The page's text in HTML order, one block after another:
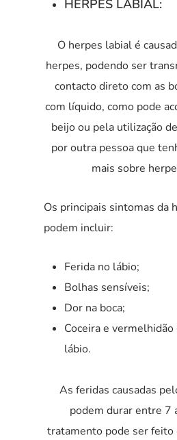
HERPES LABIAL:
O herpes labial é
herpes, podendo ser
contacto direto com as
com líquido, como pode
beijo ou pela utilização
por outra pessoa que
mais sobre
Os principais sintomas da
podem incluir:
Ferida no lábio;
Bolhas sensíveis;
Dor na boca;
Coceira e
lábio.
As feridas causadas
podem durar entre 7
tratamento pode ser feito